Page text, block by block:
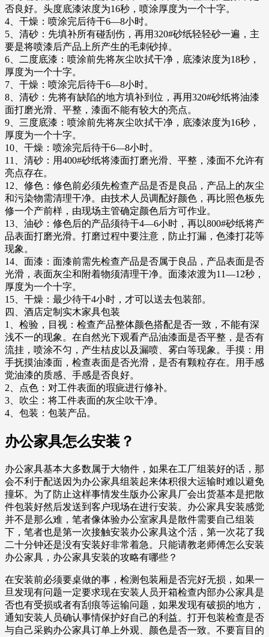
否良好。头度底漆浓度为16秒，喷涂厚度为一个十字。
4、干燥：喷涂完后待干6—8小时。
5、清砂：先填补所有碰刮伤，再用320#砂纸轻轻砂一遍，主
要是将喷漆后产品上所产生的毛刺砂掉。
6、二度底漆：喷涂前先将灰尘吹拭干净，底漆浓度为18秒，
厚度为一个十字。
7、干燥：喷涂完后待干6—8小时。
8、清砂：先将有缺陷的地方填补到位，再用320#砂纸将油漆
面打磨光滑、平整，漆面不能有较大的亮点。
9、三度底漆：喷涂前先将灰尘吹拭干净，底漆浓度为16秒，
厚度为一个十字。
10、干燥：喷涂完后待干6—8小时。
11、清砂：用400#砂纸将漆面打磨光滑、平整，漆面不允许有
亮点存在。
12、修色：修色前必须先检查产品是否是良品，产品上的灰尘
和污染物需清理干净。由技术人员调配好颜色，再比照色板先
修一个产前样，由现场主管确定颜色后方可作业。
13、油砂：修色后的产品须待干4—6小时，再以800#砂纸将产
品表面打磨光滑。打磨过程中要注意，防止打漏，色漆打花等
现象。
14、面漆：面漆前需先检查产品是否属于良品，产品表面是否
光滑，表面灰尘和附着物须清理干净。面漆浓渡为11—12秒，
厚度为一个十字。
15、干燥：最少待干4小时，才可以送去包装部。
四、酒店定制实木家具包装
1、检验，目视：检查产品整体颜色搭配是否一致，不能有深
浅不一的现象。在自然光下观看产品油漆面是否平整，是否有
流挂，喷涂不匀，产生桔皮以及漏喷、雾白等现象。手摸：用
手抚摸油漆面，检查表面是否光滑，是否有颗粒存在。用手感
觉油漆的质感、手感是否良好。
2、点色：对工件表面的瑕疵进行修补。
3、吹尘：将工件表面的灰尘吹干净。
4、包装：包装产品。
办公家具怎么安装？
办公家具基本大多数属于大物件，如果在工厂组装好的话，那
会不利于配送因为办公家具组装起来体积很大运输时难以避免
撞坏。为了防止这样事情发生版办公家具厂会出货基本是把散
件包装好然后发送到客户现场在进行安装。办公家具安装感觉
并不是那么难，笔者像体验办公室家具是散件需要自己组装
下，笔者也是第一次接触安装办公家具这个活，第一次花了我
二十分钟还是没有安装好非常着急。只能请教老师傅怎么安装
办公家具，办公家具安装的攻略有哪些？
在安装前必须要桌做的事，检测包装厢是否完好无损，如果一
旦发现有问题一定要求现在安装人员开箱检查内部办公家具是
否也有受损或者有刮痕等运输问题，如果发现有破损的地方，
通知安装人员确认事情保护好自己的利益。打开包装检查是否
与自己采购办公家具订单上外观、颜色是否一致。不要盲目的